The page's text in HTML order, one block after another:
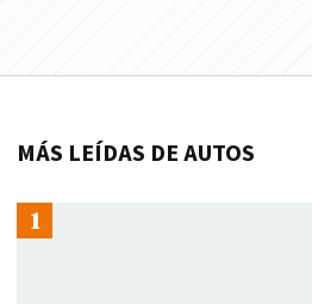
MÁS LEÍDAS DE AUTOS